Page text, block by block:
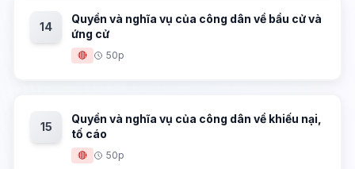
14
Quyền và nghĩa vụ của công dân về bầu cử và
ứng cử
🔴 50p
15
Quyền và nghĩa vụ của công dân về khiếu nại,
tố cáo
🔴 50p